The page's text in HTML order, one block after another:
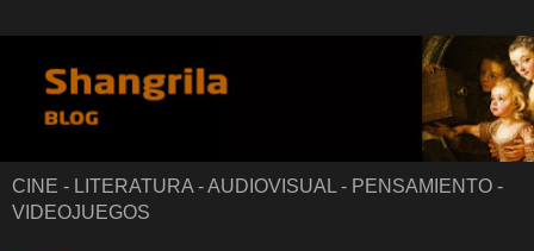
CINE - LITERATURA - AUDIOVISUAL - PENSAMIENTO -
VIDEOJUEGOS